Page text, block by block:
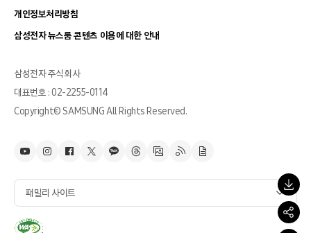
개인정보처리방침
삼성전자 뉴스룸 콘텐츠 이용에 대한 안내
삼성전자 주식회사
대표번호 : 02-2255-0114
Copyright© SAMSUNG All Rights Reserved.
패밀리 사이트